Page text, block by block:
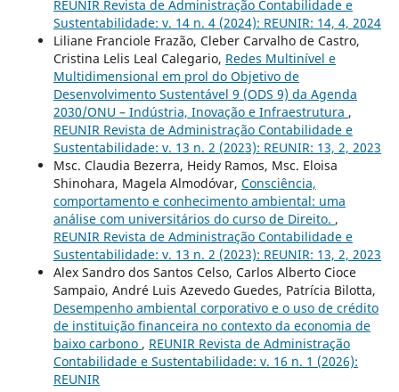
REUNIR Revista de Administração Contabilidade e
Sustentabilidade: v. 14 n. 4 (2024): REUNIR: 14, 4, 2024
Liliane Franciole Frazão, Cleber Carvalho de Castro,
Cristina Lelis Leal Calegario, Redes Multinível e
Multidimensional em prol do Objetivo de
Desenvolvimento Sustentável 9 (ODS 9) da Agenda
2030/ONU – Indústria, Inovação e Infraestrutura ,
REUNIR Revista de Administração Contabilidade e
Sustentabilidade: v. 13 n. 2 (2023): REUNIR: 13, 2, 2023
Msc. Claudia Bezerra, Heidy Ramos, Msc. Eloisa
Shinohara, Magela Almodóvar, Consciência,
comportamento e conhecimento ambiental: uma
análise com universitários do curso de Direito. ,
REUNIR Revista de Administração Contabilidade e
Sustentabilidade: v. 13 n. 2 (2023): REUNIR: 13, 2, 2023
Alex Sandro dos Santos Celso, Carlos Alberto Cioce
Sampaio, André Luis Azevedo Guedes, Patrícia Bilotta,
Desempenho ambiental corporativo e o uso de crédito
de instituição financeira no contexto da economia de
baixo carbono , REUNIR Revista de Administração
Contabilidade e Sustentabilidade: v. 16 n. 1 (2026):
REUNIR